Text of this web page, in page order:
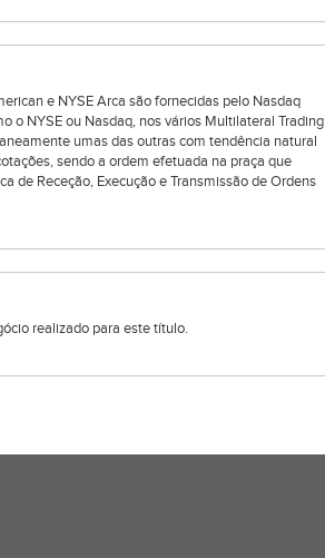
e NYSE Arca são fornecidas pelo Nasdaq
o NYSE ou Nasdaq, nos vários Multilateral Trading
umas das outras com tendência natural
sendo a ordem efetuada na praça que
de Receção, Execução e Transmissão de Ordens
realizado para este título.